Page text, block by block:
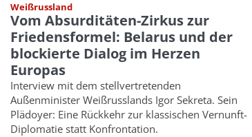
Weißrussland
Vom Absurditäten-Zirkus zur
Friedensformel: Belarus und der
blockierte Dialog im Herzen
Europas
Interview mit dem stellvertretenden
Außenminister Weißrusslands Igor Sekreta. Sein
Plädoyer: Eine Rückkehr zur klassischen Vernunft-
Diplomatie statt Konfrontation.